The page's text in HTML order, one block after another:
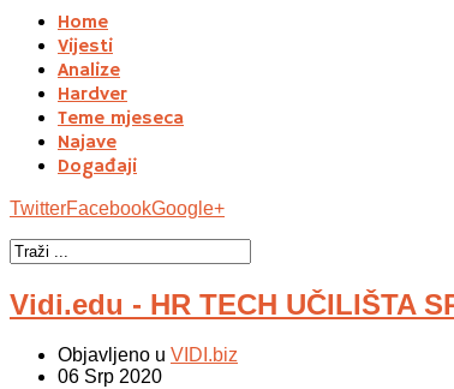
Home
Vijesti
Analize
Hardver
Teme mjeseca
Najave
Događaji
TwitterFacebookGoogle+
Vidi.edu - HR TECH UČILIŠTA
Objavljeno u VIDI.biz
06 Srp 2020